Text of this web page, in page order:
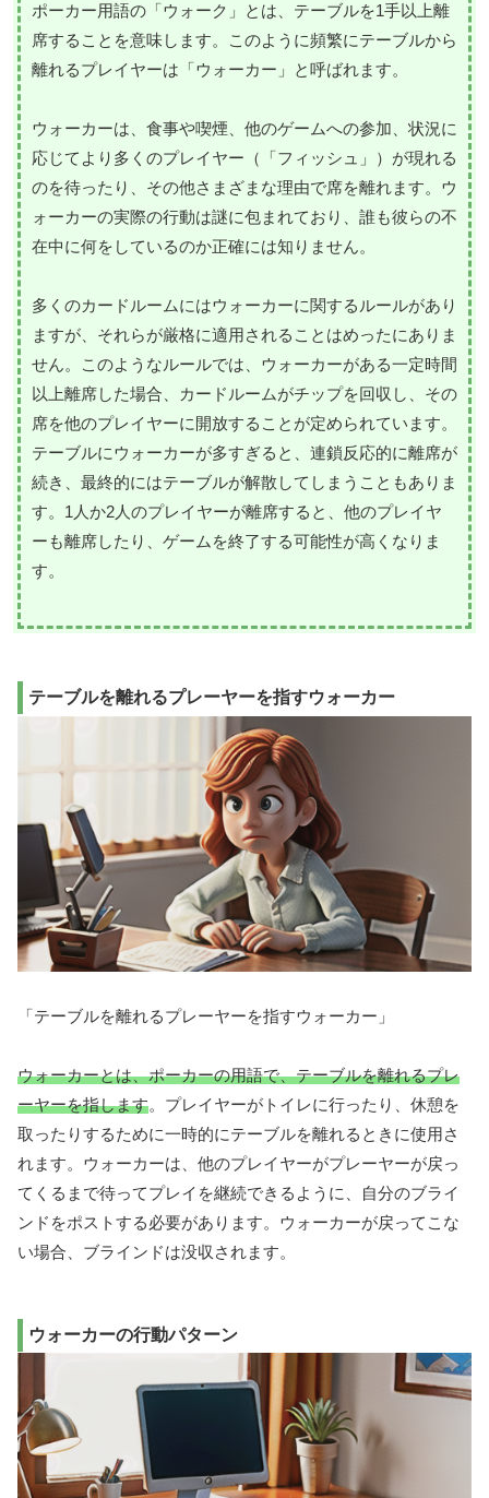
ポーカー用語の「ウォーク」とは、テーブルを1手以上離
席することを意味します。このように頻繁にテーブルから
離れるプレイヤーは「ウォーカー」と呼ばれます。
ウォーカーは、食事や喫煙、他のゲームへの参加、状況に
応じてより多くのプレイヤー（「フィッシュ」）が現れる
のを待ったり、その他さまざまな理由で席を離れます。ウ
ォーカーの実際の行動は謎に包まれており、誰も彼らの不
在中に何をしているのか正確には知りません。
多くのカードルームにはウォーカーに関するルールがあり
ますが、それらが厳格に適用されることはめったにありま
せん。このようなルールでは、ウォーカーがある一定時間
以上離席した場合、カードルームがチップを回収し、その
席を他のプレイヤーに開放することが定められています。
テーブルにウォーカーが多すぎると、連鎖反応的に離席が
続き、最終的にはテーブルが解散してしまうこともありま
す。1人か2人のプレイヤーが離席すると、他のプレイヤ
ーも離席したり、ゲームを終了する可能性が高くなりま
す。
テーブルを離れるプレーヤーを指すウォーカー
「テーブルを離れるプレーヤーを指すウォーカー」
ウォーカーとは、ポーカーの用語で、テーブルを離れるプレ
ーヤーを指します。プレイヤーがトイレに行ったり、休憩を
取ったりするために一時的にテーブルを離れるときに使用さ
れます。ウォーカーは、他のプレイヤーがプレーヤーが戻っ
てくるまで待ってプレイを継続できるように、自分のブライ
ンドをポストする必要があります。ウォーカーが戻ってこな
い場合、ブラインドは没収されます。
ウォーカーの行動パターン